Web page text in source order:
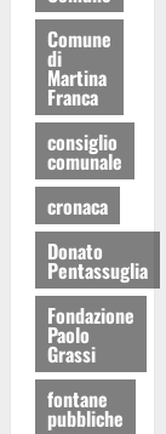
Comune
di
Martina
Franca
consiglio
comunale
cronaca
Donato
Pentassuglia
Fondazione
Paolo
Grassi
fontane
pubbliche